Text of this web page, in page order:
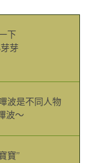
下
芽
波是不同人物
波～
寶”